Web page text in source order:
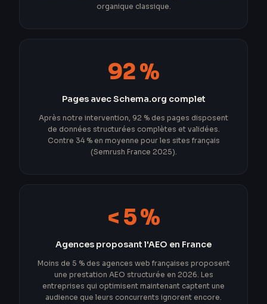
organique classique.
92 %
Pages avec Schema.org complet
Après notre intervention, 92 % des pages disposent
de données structurées complètes et validées.
Contre 34 % en moyenne pour les sites français
(Semrush France 2025).
< 5 %
Agences proposant l'AEO en France
Moins de 5 % des agences web françaises proposent
une prestation AEO structurée en 2026. Les
entreprises qui optimisent maintenant captent une
audience que leurs concurrents ignorent encore.